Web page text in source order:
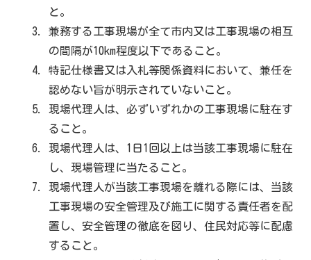
と。
兼務する工事現場が全て市内又は工事現場の相互
の間隔が10km程度以下であること。
特記仕様書又は入札等関係資料において、兼任を
認めない旨が明示されていないこと。
現場代理人は、必ずいずれかの工事現場に駐在す
ること。
現場代理人は、1日1回以上は当該工事現場に駐在
し、現場管理に当たること。
現場代理人が当該工事現場を離れる際には、当該
工事現場の安全管理及び施工に関する責任者を配
置し、安全管理の徹底を図り、住民対応等に配慮
すること。